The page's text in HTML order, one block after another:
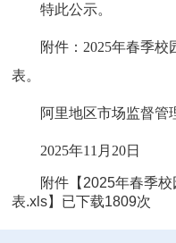
特此公示。
附件：2025年春季
表。
阿里地区市场监督管
2025年11月20日
附件【 2025年春季
表.xls】已下载1809次